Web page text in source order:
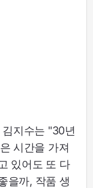
지수는 "30년
시간을 가져
있어도 또 다
을까, 작품 생